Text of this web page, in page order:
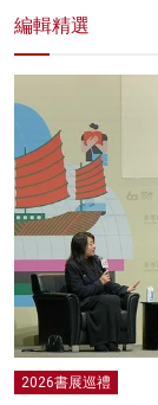
編輯精選
2026書展巡禮